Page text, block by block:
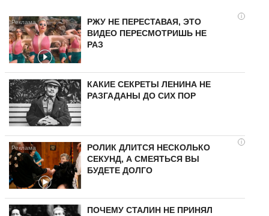
i
РЖУ НЕ ПЕРЕСТАВАЯ, ЭТО
ВИДЕО ПЕРЕСМОТРИШЬ НЕ
РАЗ
КАКИЕ СЕКРЕТЫ ЛЕНИНА НЕ
РАЗГАДАНЫ ДО СИХ ПОР
i
РОЛИК ДЛИТСЯ НЕСКОЛЬКО
СЕКУНД, А СМЕЯТЬСЯ ВЫ
БУДЕТЕ ДОЛГО
ПОЧЕМУ СТАЛИН НЕ ПРИНЯЛ